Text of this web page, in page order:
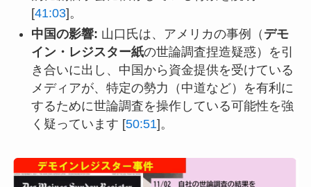
[41:03]。
中国の影響: 山口氏は、アメリカの事例（ デモ
イン・レジスター紙の世論調査捏造疑惑）を引
き合いに出し、中国から資金提供を受けている
メディアが、特定の勢力（中道など）を有利に
するために世論調査を操作している可能性を強
く疑っています [50:51]。